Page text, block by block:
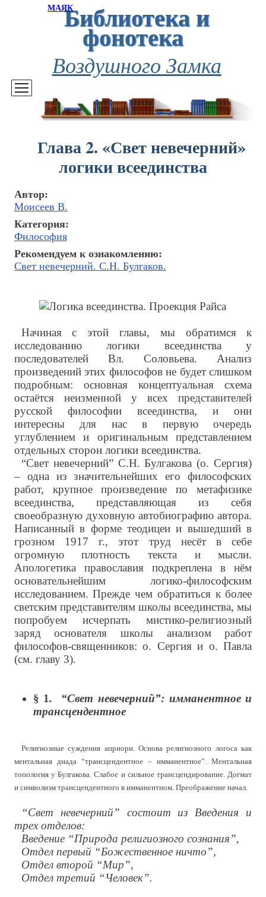
МАЯКБиблиотека и
фонотека
Воздушного Замка
Глава 2. «Свет невечерний»
логики всеединства
Автор:
Моисеев В.
Категория:
Философия
Рекомендуем к ознакомлению:
Свет невечерний. С.Н. Булгаков.
Начиная с этой главы, мы обратимся к
исследованию логики всеединства у
последователей Вл. Соловьева. Анализ
произведений этих философов не будет слишком
подробным: основная концептуальная схема
остаётся неизменной у всех представителей
русской философии всеединства, и они
интересны для нас в первую очередь
углублением и оригинальным представлением
отдельных сторон логики всеединства.
“Свет невечерний” С.Н. Булгакова (о. Сергия)
– одна из значительнейших его философских
работ, крупное произведение по метафизике
всеединства, представляющая из себя
своеобразную духовную автобиографию автора.
Написанный в форме теодицеи и вышедший в
грозном 1917 г., этот труд несёт в себе
огромную плотность текста и мысли.
Апологетика православия подкреплена в нём
основательнейшим логико-философским
исследованием. Прежде чем обратиться к более
светским представителям школы всеединства, мы
попробуем исчерпать мистико-религиозный
заряд основателя школы анализом работ
философов-священников: о. Сергия и о. Павла
(см. главу 3).
§ 1. “Свет невечерний”: имманентное и
трансцендентное
Религиозные суждения априори. Основа религиозного логоса как
ментальная диада “трансцендентное – имманентное”. Ментальная
топология у Булгакова. Слабое и сильное трансцендирование. Догмат
и символизм трансцендентного в имманентном. Преображение начал.
“Свет невечерний” состоит из Введения и
трех отделов:
Введение “Природа религиозного сознания”,
Отдел первый “Божественное ничто”,
Отдел второй “Мир”,
Отдел третий “Человек”.